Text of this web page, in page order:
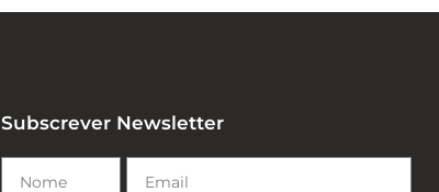
Subscrever Newsletter